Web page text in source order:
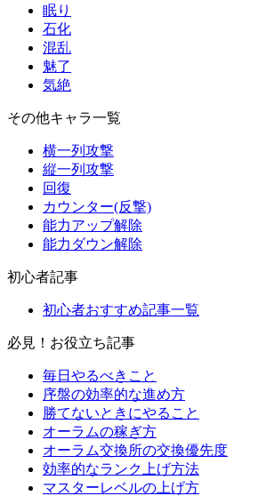
眠り
石化
混乱
魅了
気絶
その他キャラ一覧
横一列攻撃
縦一列攻撃
回復
カウンター(反撃)
能力アップ解除
能力ダウン解除
初心者記事
初心者おすすめ記事一覧
必見！お役立ち記事
毎日やるべきこと
序盤の効率的な進め方
勝てないときにやること
オーラムの稼ぎ方
オーラム交換所の交換優先度
効率的なランク上げ方法
マスターレベルの上げ方